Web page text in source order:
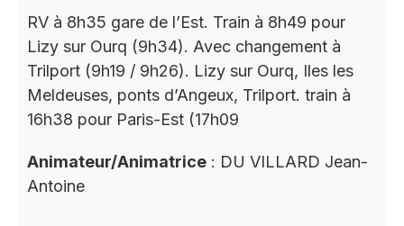
RV à 8h35 gare de l’Est. Train à 8h49 pour
Lizy sur Ourq (9h34). Avec changement à
Trilport (9h19 / 9h26). Lizy sur Ourq, Iles les
Meldeuses, ponts d’Angeux, Trilport. train à
16h38 pour Paris-Est (17h09
Animateur/Animatrice : DU VILLARD Jean-
Antoine